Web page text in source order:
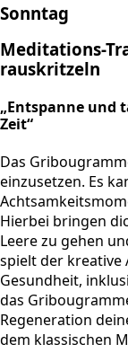
Sonntag
Meditations-
rauskritzeln
„Entspanne und
Zeit“
Das
einzusetzen. Es
Hierbei bringen
Leere zu gehen
spielt der kreative
Gesundheit,
das
Regeneration
dem klassischen